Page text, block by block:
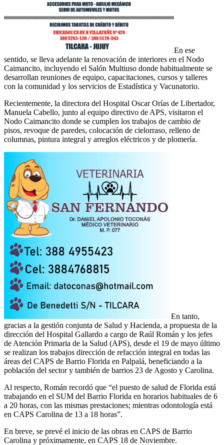
En ese
sentido, se lleva adelante la renovación de interiores en el Nodo
Caimancito, incluyendo el Salón Multiuso donde habitualmente se
desarrollan reuniones de equipo, capacitaciones, cursos y talleres
con la comunidad y los servicios de Estadística y Vacunatorio.
Recientemente, la directora del Hospital Oscar Orías de Libertador,
Manuela Cabello, junto al equipo directivo de APS, visitaron el
Nodo Caimancito donde se cumplen los trabajos de cambio de
pisos, revoque de paredes, colocación de cielorraso, relleno de
columnas, pintura integral y arreglos eléctricos y de plomería.
En tanto,
gracias a la gestión conjunta de Salud y Hacienda, a propuesta de la
dirección del Hospital Gallardo a cargo de Raúl Román y los jefes
de Atención Primaria de la Salud (APS), desde el 19 de mayo último
se realizan los trabajos dirección de refacción integral en todas las
áreas del CAPS de Barrio Florida en Palpalá, beneficiando a la
población del sector y también de barrios 23 de Agosto y Carolina.
Al respecto, Román recordó que “el puesto de salud de Florida está
trabajando en el SUM del Barrio Florida en horarios habituales de 6
a 20 horas, con las mismas prestaciones; mientras odontología está
en CAPS Carolina de 13 a 18 horas”.
En breve, se prevé el inicio de las obras en CAPS de Barrio
Carolina y próximamente, en CAPS 18 de Noviembre.